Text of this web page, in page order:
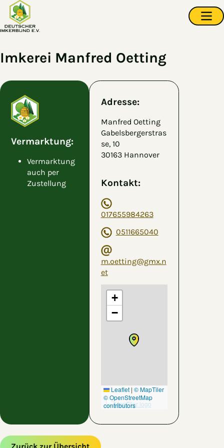
Zum Hauptinhalt springen
Imkerei Manfred Oetting
Vermarktung:
Vermarktung
auch per
Zustellung
Adresse:
Manfred Oetting
Gabelsbergerstras
se, 10
30163 Hannover
Kontakt:
017655984263
0511665040
m.oetting@gmx.n
et
+
−
Leaflet | © MapTiler
© OpenStreetMap
contributors
Zurück zur Übersicht